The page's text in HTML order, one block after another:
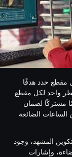
حدد هدفًا
واحد لكل مقطع
مشتركًا لضمان
الساعات الضائعة
كتلة مطالبة من 2-4 جمل: تكوين المشهد، وجود
وإشارات